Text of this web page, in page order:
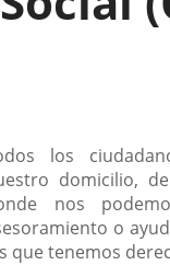
los
domicilio,
nos
o
que tenemos